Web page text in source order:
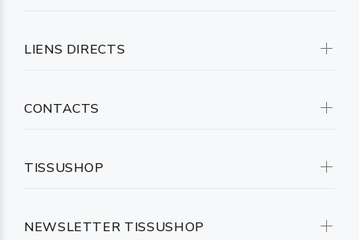
NEWSLETTER TISSUSHOP
LIENS DIRECTS
CONTACTS
TISSUSHOP